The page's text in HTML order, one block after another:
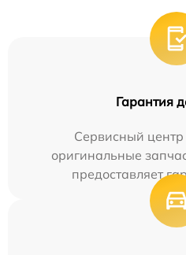
Гарантия
Сервисный центр
оригинальные
предоставляет